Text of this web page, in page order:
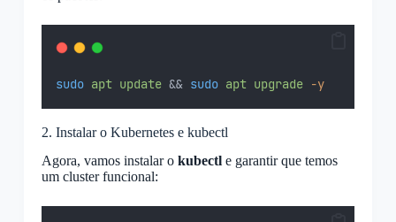
sudo apt update && sudo apt upgrade -y
2. Instalar o Kubernetes e kubectl
Agora, vamos instalar o kubectle garantir que temos
um cluster funcional: